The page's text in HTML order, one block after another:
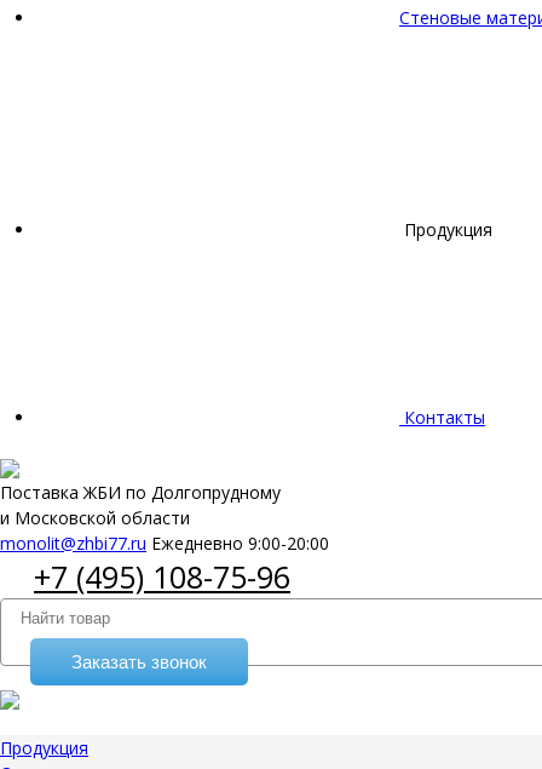
Стеновые
Продукция
Контакты
Поставка ЖБИ по Долгопрудному
и Московской области
monolit@zhbi77.ru Ежедневно 9:00-20:00
+7 (495) 108-75-96
Заказать звонок
Продукция